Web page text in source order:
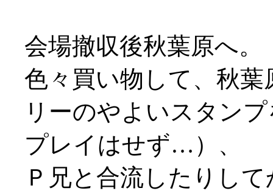
会場撤収後秋葉原へ。
色々買い物して、秋
リーのやよいスタン
プレイはせず…）、
Ｐ兄と合流したりし